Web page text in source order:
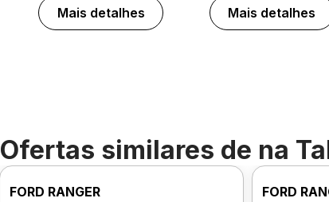
Mais detalhes Mais detalhes
Ofertas similares de na
FORD RANGER FORD